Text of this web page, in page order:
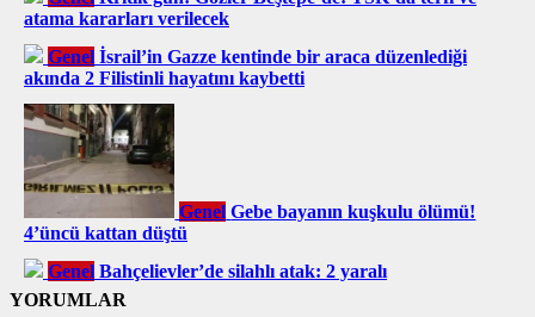
atama kararları verilecek
Genel İsrail’in Gazze kentinde bir araca düzenlediği
akında 2 Filistinli hayatını kaybetti
Genel Gebe bayanın kuşkulu ölümü!
4’üncü kattan düştü
Genel Bahçelievler’de silahlı atak: 2 yaralı
YORUMLAR